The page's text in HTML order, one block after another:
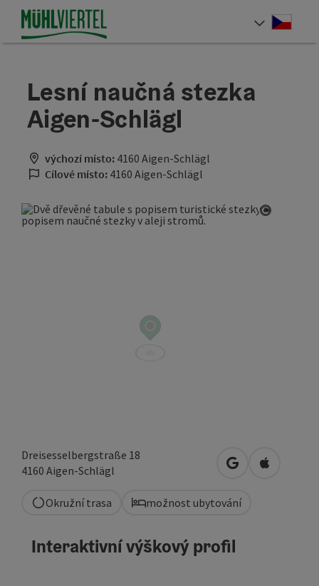
ObsahAccesskey
[0]
NavigaceAccesskey
[1]
Začátek stránky
Volba
Lesní naučná stezka
Aigen-Schlägl
výchozí místo: 4160 Aigen-Schlägl
Cílové místo: 4160 Aigen-Schlägl
Dreisesselbergstraße 18
4160 Aigen-Schlägl Otevřít vOtevřít v
Okružní trasa možnost ubytování
Interaktivní výškový profil